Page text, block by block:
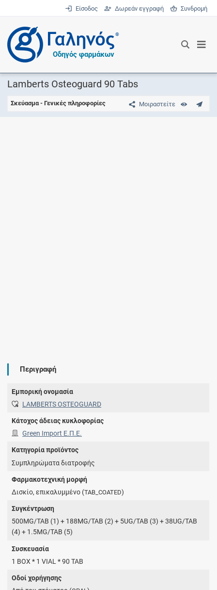
Είσοδος Δωρεάν εγγραφή Συνδρομή
®
Οδηγός φαρμάκων
Lamberts Osteoguard 90 Tabs
Μοιραστείτε
Σκεύασμα - Γενικές πληροφορίες
Περιγραφή
Εμπορική ονομασία
LAMBERTS OSTEOGUARD
Κάτοχος άδειας κυκλοφορίας
Green Import Ε.Π.Ε.
Κατηγορία προϊόντος
Συμπληρώματα διατροφής
Φαρμακοτεχνική μορφή
Δισκίο, επικαλυμμένο (TAB_COATED)
Συγκέντρωση
500MG/TAB (1) + 188MG/TAB (2) + 5UG/TAB (3) + 38UG/TAB
(4) + 1.5MG/TAB (5)
Συσκευασία
1 BOX * 1 VIAL * 90 TAB
Οδοί χορήγησης